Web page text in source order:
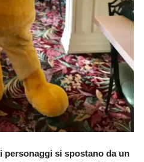
i personaggi si spostano da un